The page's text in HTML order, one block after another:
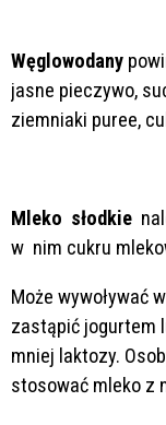
Węglowodany
jasne pieczywo,
ziemniaki puree,
Mleko słodkie
w nim cukru
Może wywoływać
zastąpić jogurtem
mniej laktozy.
stosować mleko z